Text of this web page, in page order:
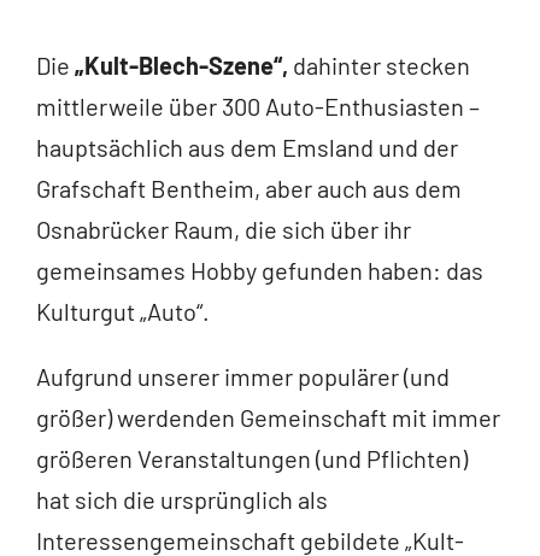
Die „Kult-Blech-Szene“, dahinter stecken
mittlerweile über 300 Auto-Enthusiasten –
hauptsächlich aus dem Emsland und der
Grafschaft Bentheim, aber auch aus dem
Osnabrücker Raum, die sich über ihr
gemeinsames Hobby gefunden haben: das
Kulturgut „Auto“.
Aufgrund unserer immer populärer (und
größer) werdenden Gemeinschaft mit immer
größeren Veranstaltungen (und Pflichten)
hat sich die ursprünglich als
Interessengemeinschaft gebildete „Kult-